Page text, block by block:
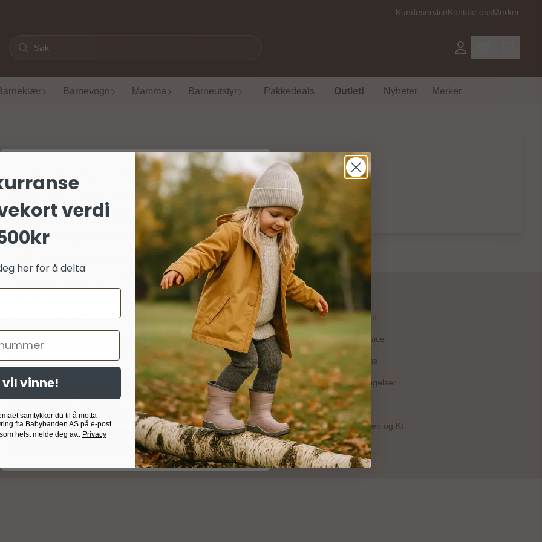
KundeserviceKontakt ossMerker
Barnevogn Mamma Barneutstyr Pakkedeals Outlet! Nyheter Merker
Om oss
Birkedalsveien 34
4640 Søgne
Org. nr. 924.964.723
post@babybanden.no
Personvern
Kundeservice
Kontakt oss
Salgsbetingelser
Min konto
Babybanden og KI
Om informasjonskapsler på dette nettstedet
Vi bruker egne og tredjeparts informasjonskapsler (cookies) og
lignende teknologier for å sikre grunnleggende funksjoner,
generere statistikk, og for å tilpasse markedsføring og annonser
(inkludert deling av brukerdata med partnere). Samtykket er helt
frivillig. Du kan velge å godta alle, avvise valgfrie, eller tilpasse
valgene dine per kategori nedenfor. Du kan når som helst endre
eller trekke tilbake dine samtykker via lenken «personvern»
Googles retningslinjer for personvern
Godta nødvendig Godta alle
Markedsføring Målrettet Egendefinert
Bekreft valg
verdi
her for å delta
vil vinne!
samtykker du til å motta
fra Babybanden AS på e-post
helst melde deg av.. Privacy